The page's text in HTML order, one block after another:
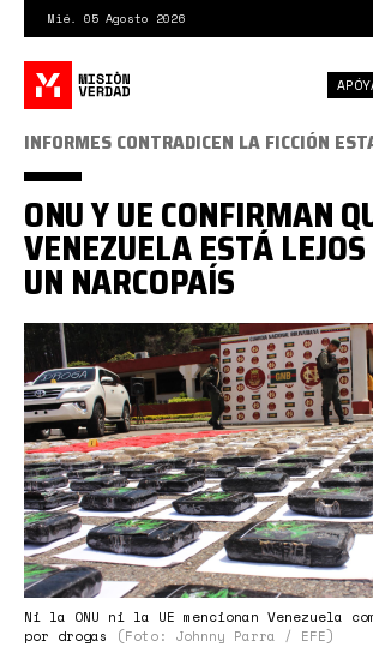
contenido
principal
Mié. 05 Agosto 2026
Captura
desde
2025-
08-
14
13-
26-
59.png
Ni la ONU ni la UE mencionan Venezuela
por drogas
(Foto: Johnny Parra / EFE)
INFORMES CONTRADICEN LA FICCIÓN
ONU Y UE CONFIRMAN
VENEZUELA ESTÁ
UN NARCOPAÍS